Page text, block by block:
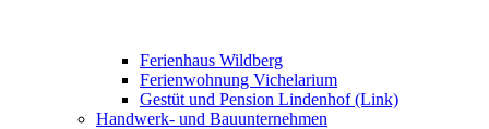
Ferienhaus Wildberg
Ferienwohnung Vichelarium
Gestüt und Pension Lindenhof (Link)
Handwerk- und Bauunternehmen